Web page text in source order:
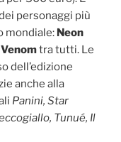
personaggi più
mondiale: Neon
tra tutti. Le
dell’edizione
anche alla
Panini, Star
Tunué, Il